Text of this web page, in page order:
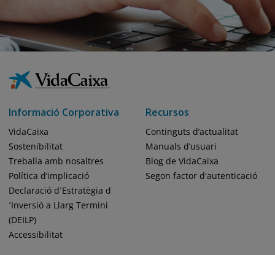
Informació Corporativa
VidaCaixa
Sostenibilitat
Treballa amb nosaltres
Política d’implicació
Declaració d´Estratègia d
´Inversió a Llarg Termini
(DEILP)
Accessibilitat
Recursos
Continguts d’actualitat
Manuals d’usuari
Blog de VidaCaixa
Segon factor d'autenticació